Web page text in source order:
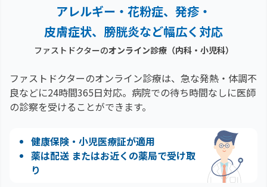
アレルギー・花粉症、 発疹・
皮膚症状、膀胱炎など幅広く対応
ファストドクターのオンライン診療（内科・小児科）
ファストドクターのオンライン診療は、急な発熱・体調不
良などに24時間365日対応。 病院での待ち時間なしに医師
の診察を受けることができます。
健康保険・小児医療証が適用
薬は配送 またはお近くの薬局で受け取
り